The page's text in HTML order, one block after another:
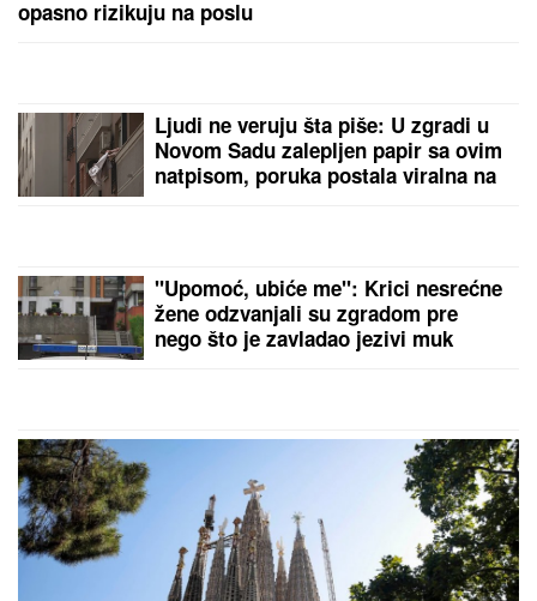
UMRO ČUVENI SLOBODAN BOBA SPASOJEVIĆ
SIN MILENE KAČAVENDE JE PRAVI
LEPOTANUslikala ga u abzenu,
abBivša učesnica "Elite" otkrila i
čimese bave njeni naslednici - ovo je
prava ISTINA